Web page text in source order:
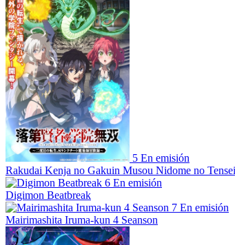
5 En emisión
Rakudai Kenja no Gakuin Musou Nidome no
6 En emisión
Digimon Beatbreak
7 En emisión
Mairimashita Iruma-kun 4 Seanson